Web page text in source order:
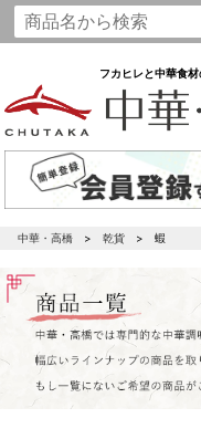
フカヒレと中華食
中華・高橋 乾貨 蝦